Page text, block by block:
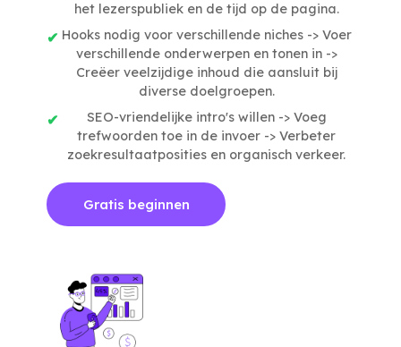
het lezerspubliek en de tijd op de pagina.
Hooks nodig voor verschillende niches -> Voer
verschillende onderwerpen en tonen in ->
Creëer veelzijdige inhoud die aansluit bij
diverse doelgroepen.
SEO-vriendelijke intro's willen -> Voeg
trefwoorden toe in de invoer -> Verbeter
zoekresultaatposities en organisch verkeer.
Gratis beginnen